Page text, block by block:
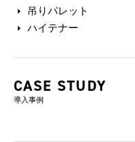
吊りパレット
ハイテナー
CASE STUDY
導入事例